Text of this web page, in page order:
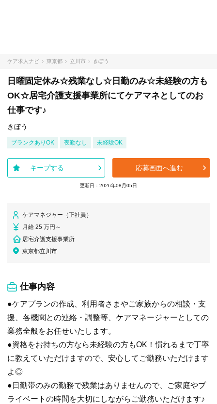
ケア求人ナビ 東京都 立川市 きぼう
日曜固定休み☆残業なし☆日勤のみ☆未経験の方も
OK☆居宅介護支援事業所にてケアマネとしてのお
仕事です♪
きぼう
ブランクありOK 夜勤なし 未経験OK
キープする 応募画面へ進む
更新日：2026年08月05日
ケアマネジャー（正社員）
月給 25 万円～
居宅介護支援事業所
東京都立川市
仕事内容
●ケアプランの作成、利用者さまやご家族からの相談・支
援、各機関との連絡・調整等、ケアマネージャーとしての
業務全般をお任せいたします。
●資格をお持ちの方なら未経験の方もOK！慣れるまで丁寧
に教えていただけますので、安心してご勤務いただけます
よ◎
●日勤帯のみの勤務で残業はありませんので、ご家庭やプ
ライベートの時間を大切にしながらご勤務いただけます♪